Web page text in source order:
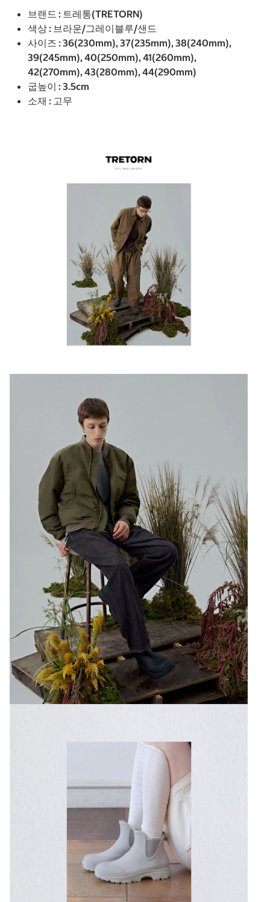
브랜드 : 트레통(TRETORN)
색상 : 브라운/그레이블루/샌드
사이즈 : 36(230mm), 37(235mm), 38(240mm),
39(245mm), 40(250mm), 41(260mm),
42(270mm), 43(280mm), 44(290mm)
굽높이 : 3.5cm
소재 : 고무